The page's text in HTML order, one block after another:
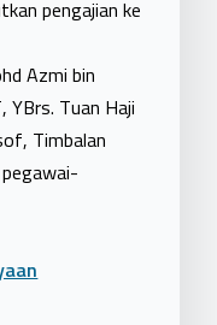
pengajian ke
Azmi bin
YBrs. Tuan Haji
Timbalan
pegawai-